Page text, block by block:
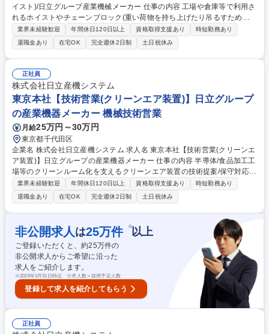
イスト)/日立グループ産業機械メーカー 仕事の内容 工場や倉庫等で利用さ
れるホイストやチェーンブロック(重い荷物を持ち上げたり吊るすための
装置)のフィールドエンジニアを担当。 顧客先に設置されている装置のア
フターメンテナンス対応等をお任せします。 【具体的には】 顧客先に設
置された装置の保守メンテナンス対応、修理・更新計画の提案等を行いま
す。 ※建物への建設改変等の実作業は発生いたしません。 【働き方】 原
則土日祝休みで昼時間帯のフレックス勤務です。お客様の要望でまれに土
日出勤や夜間対応がございますが、勤務時間調整等、勤怠管理を徹底して
います。OJTを通じてじっくり業務に慣れていただけます。 募集職種
【滋賀】サービスエンジニア(ホイスト)/日立グループ産業機械メーカー
業界未経験歓迎 年間休日120日以上 資格取得支援あり
時短勤務あり
退職金あり
在宅OK 完全週休2日制 土日祝休み
正社員
株式会社日立産機システム
東京本社【技術営業(クリーンエア装置)】日立グループ
の産業機器メーカー 機械技術営業
月給25万円～30万円
東京都千代田区
企業名 株式会社日立産機システム 求人名 東京本社【技術営業(クリーンエ
ア装置)】日立グループの産業機器メーカー 仕事の内容 半導体/食品加工工
場等のクリーンルーム化を支えるクリーンエア装置の技術提案/保守対応を
お任せ。高い省エネ技術と国内トップクラスのシェアを誇るクリーンエア
事業。成長領域の清浄環境づくりに技術面から関与。 【具体的な業務内
容】 ■産業用空気清浄機器の技術提案 ■筐体構造・部品選定など設計基礎
の習得 ■既存顧客への仕様確認・課題ヒアリング ■簡単なメンテナンス、
保守対応 ■全国顧客先への出張対応、導入支援 募集職種 東京本社【技術
営業(クリーンエア装置)】日立グループの産業機器メーカー
業界未経験歓迎 年間休日120日以上 資格取得支援あり
時短勤務あり
退職金あり
在宅OK 完全週休2日制 土日祝休み
非公開求人 は25万件 ※以上
ご登録いただくと、約25万件の
非公開求人からご希望に沿った
求人をご紹介します。
※2026年3月31日時点 ※求人数＝採用予定人数
登録して求人を紹介してもらう
正社員